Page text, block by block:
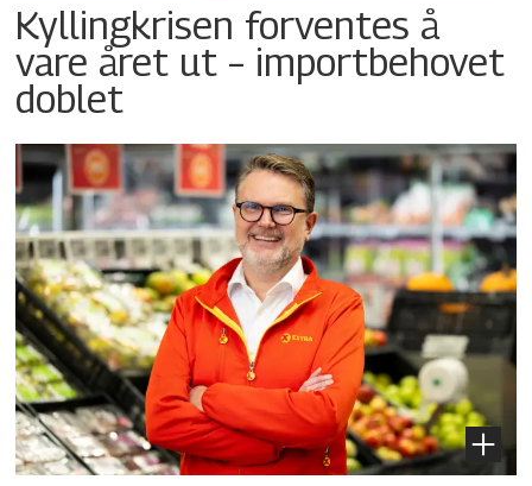
Kyllingkrisen forventes å
vare året ut – importbehovet
doblet